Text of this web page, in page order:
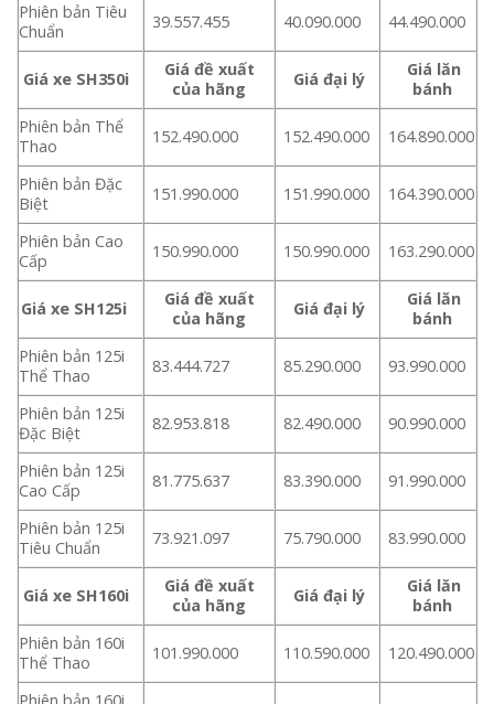
Phiên bản Tiêu
Chuẩn
39.557.455 40.090.000 44.490.000
Giá xe SH350i
Giá đề xuất
của hãng
Giá đại lý
Giá lăn
bánh
Phiên bản Thể
Thao
152.490.000 152.490.000 164.890.000
Phiên bản Đặc
Biệt
151.990.000 151.990.000 164.390.000
Phiên bản Cao
Cấp
150.990.000 150.990.000 163.290.000
Giá xe SH125i
Giá đề xuất
của hãng
Giá đại lý
Giá lăn
bánh
Phiên bản 125i
Thể Thao
83.444.727 85.290.000 93.990.000
Phiên bản 125i
Đặc Biệt
82.953.818 82.490.000 90.990.000
Phiên bản 125i
Cao Cấp
81.775.637 83.390.000 91.990.000
Phiên bản 125i
Tiêu Chuẩn
73.921.097 75.790.000 83.990.000
Giá xe SH160i
Giá đề xuất
của hãng
Giá đại lý
Giá lăn
bánh
Phiên bản 160i
Thể Thao
101.990.000 110.590.000 120.490.000